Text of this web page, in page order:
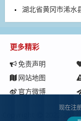
湖北省黄冈市浠水
更多精彩
免责声明
网站地图
官方微博
2022-2027
现在注